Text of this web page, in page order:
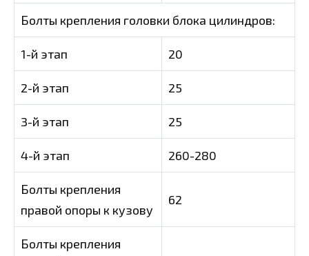
Болты крепления головки блока цилиндров:
1-й этап 20
2-й этап 25
3-й этап 25
4-й этап 260-280
Болты крепления
правой опоры к кузову
62
Болты крепления